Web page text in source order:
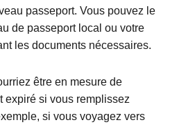
passeport. Vous pouvez le
de passeport local ou votre
les documents nécessaires.
être en mesure de
expiré si vous remplissez
si vous voyagez vers